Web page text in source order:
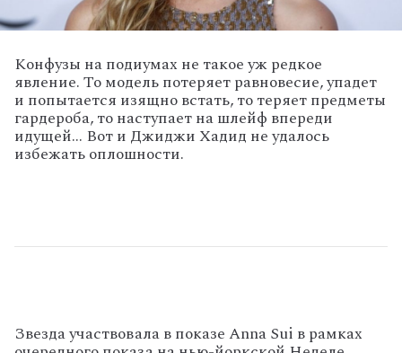
Конфузы на подиумах не такое уж редкое
явление. То модель потеряет равновесие, упадет
и попытается изящно встать, то теряет предметы
гардероба, то наступает на шлейф впереди
идущей... Вот и Джиджи Хадид не удалось
избежать оплошности.
Звезда участвовала в показе Anna Sui в рамках